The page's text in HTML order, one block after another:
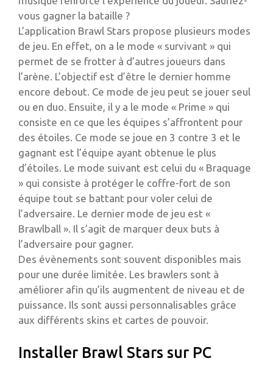
vous gagner la bataille ?
L’application Brawl Stars propose plusieurs modes
de jeu. En effet, on a le mode « survivant » qui
permet de se frotter à d’autres joueurs dans
l’arène. L’objectif est d’être le dernier homme
encore debout. Ce mode de jeu peut se jouer seul
ou en duo. Ensuite, il y a le mode « Prime » qui
consiste en ce que les équipes s’affrontent pour
des étoiles. Ce mode se joue en 3 contre 3 et le
gagnant est l’équipe ayant obtenue le plus
d’étoiles. Le mode suivant est celui du « Braquage
» qui consiste à protéger le coffre-fort de son
équipe tout se battant pour voler celui de
l’adversaire. Le dernier mode de jeu est «
Brawlball ». Il s’agit de marquer deux buts à
l’adversaire pour gagner.
Des évènements sont souvent disponibles mais
pour une durée limitée. Les brawlers sont à
améliorer afin qu’ils augmentent de niveau et de
puissance. Ils sont aussi personnalisables grâce
aux différents skins et cartes de pouvoir.
Installer Brawl Stars sur PC